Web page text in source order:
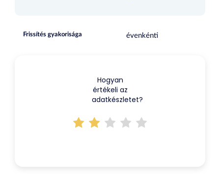
Frissítés gyakorisága évenkénti
Hogyan
értékeli az
adatkészletet?